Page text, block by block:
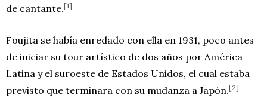
de cantante.[1]
Foujita se había enredado con ella en 1931, poco antes
de iniciar su tour artístico de dos años por América
Latina y el suroeste de Estados Unidos, el cual estaba
previsto que terminara con su mudanza a Japón.[2]